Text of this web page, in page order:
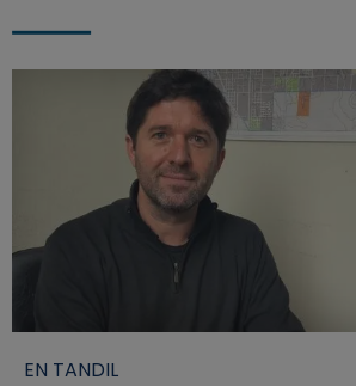
EN TANDIL